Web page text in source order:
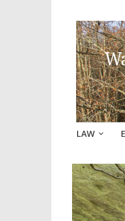
Naar
springen
LAW